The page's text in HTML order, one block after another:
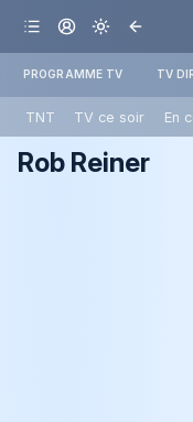
PROGRAMME TV TV
TNT TV ce soir En
Rob Reiner